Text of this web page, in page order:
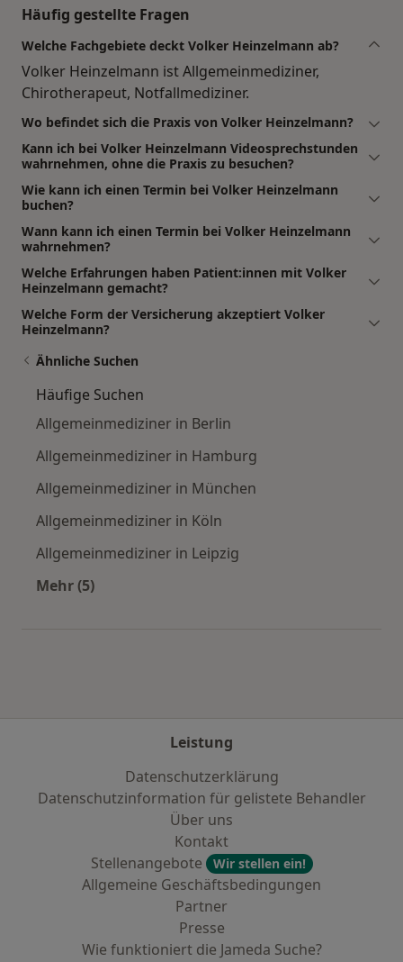
Häufig gestellte Fragen
Welche Fachgebiete deckt Volker Heinzelmann ab?
Volker Heinzelmann ist Allgemeinmediziner,
Chirotherapeut, Notfallmediziner.
Wo befindet sich die Praxis von Volker Heinzelmann?
Kann ich bei Volker Heinzelmann Videosprechstunden
wahrnehmen, ohne die Praxis zu besuchen?
Wie kann ich einen Termin bei Volker Heinzelmann
buchen?
Wann kann ich einen Termin bei Volker Heinzelmann
wahrnehmen?
Welche Erfahrungen haben Patient:innen mit Volker
Heinzelmann gemacht?
Welche Form der Versicherung akzeptiert Volker
Heinzelmann?
Ähnliche Suchen
Häufige Suchen
Allgemeinmediziner in Berlin
Allgemeinmediziner in Hamburg
Allgemeinmediziner in München
Allgemeinmediziner in Köln
Allgemeinmediziner in Leipzig
Mehr (5)
Leistung
Datenschutzerklärung
Datenschutzinformation für gelistete Behandler
Über uns
Kontakt
Stellenangebote
Wir stellen ein!
Allgemeine Geschäftsbedingungen
Partner
Presse
Wie funktioniert die Jameda Suche?